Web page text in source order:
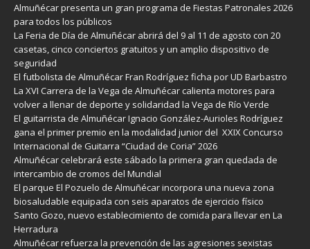
Almuñécar presenta un gran programa de Fiestas Patronales 2026
para todos los públicos
La Feria de Día de Almuñécar abrirá del 9 al 11 de agosto con 20
casetas, cinco conciertos gratuitos y un amplio dispositivo de
seguridad
El futbolista de Almuñécar Fran Rodríguez ficha por UD Barbastro
La XVI Carrera de la Vega de Almuñécar calienta motores para
volver a llenar de deporte y solidaridad la Vega de Río Verde
El guitarrista de Almuñécar Ignacio González-Aurioles Rodríguez
gana el primer premio en la modalidad junior del XXIX Concurso
Internacional de Guitarra “Ciudad de Coria” 2026
Almuñécar celebrará este sábado la primera gran quedada de
intercambio de cromos del Mundial
El parque El Pozuelo de Almuñécar incorpora una nueva zona
biosaludable equipada con seis aparatos de ejercicio físico
Santo Gozo, nuevo establecimiento de comida para llevar en La
Herradura
Almuñécar refuerza la prevención de las agresiones sexistas